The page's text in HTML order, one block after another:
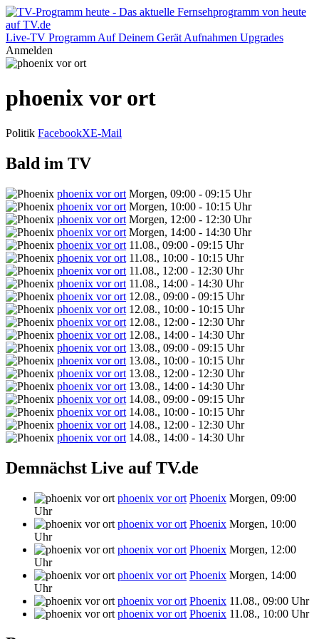
Live-TV Programm Auf Deinem Gerät Aufnahmen Upgrades
Anmelden
phoenix vor ort
Politik FacebookXE-Mail
Bald im TV
phoenix vor ort Morgen, 09:00 - 09:15 Uhr
phoenix vor ort Morgen, 10:00 - 10:15 Uhr
phoenix vor ort Morgen, 12:00 - 12:30 Uhr
phoenix vor ort Morgen, 14:00 - 14:30 Uhr
phoenix vor ort 11.08., 09:00 - 09:15 Uhr
phoenix vor ort 11.08., 10:00 - 10:15 Uhr
phoenix vor ort 11.08., 12:00 - 12:30 Uhr
phoenix vor ort 11.08., 14:00 - 14:30 Uhr
phoenix vor ort 12.08., 09:00 - 09:15 Uhr
phoenix vor ort 12.08., 10:00 - 10:15 Uhr
phoenix vor ort 12.08., 12:00 - 12:30 Uhr
phoenix vor ort 12.08., 14:00 - 14:30 Uhr
phoenix vor ort 13.08., 09:00 - 09:15 Uhr
phoenix vor ort 13.08., 10:00 - 10:15 Uhr
phoenix vor ort 13.08., 12:00 - 12:30 Uhr
phoenix vor ort 13.08., 14:00 - 14:30 Uhr
phoenix vor ort 14.08., 09:00 - 09:15 Uhr
phoenix vor ort 14.08., 10:00 - 10:15 Uhr
phoenix vor ort 14.08., 12:00 - 12:30 Uhr
phoenix vor ort 14.08., 14:00 - 14:30 Uhr
Demnächst Live auf TV.de
phoenix vor ort Phoenix Morgen, 09:00
Uhr
phoenix vor ort Phoenix Morgen, 10:00
Uhr
phoenix vor ort Phoenix Morgen, 12:00
Uhr
phoenix vor ort Phoenix Morgen, 14:00
Uhr
phoenix vor ort Phoenix 11.08., 09:00 Uhr
phoenix vor ort Phoenix 11.08., 10:00 Uhr